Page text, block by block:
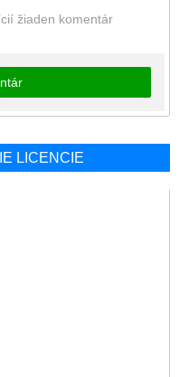
LICENCIE
žiaden komentár